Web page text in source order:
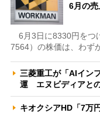
6月の
6月3日に8330円をつ
7564）の株価は、わず
三菱重工が「AIイン
運 エヌビディアと
キオクシアHD「7万